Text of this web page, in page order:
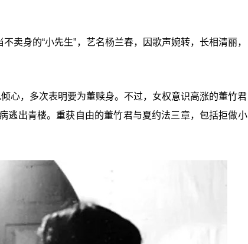
卖身的“小先生”，艺名杨兰春，因歌声婉转，长相清丽，
心，多次表明要为董赎身。不过，女权意识高涨的董竹君
逃出青楼。重获自由的董竹君与夏约法三章，包括拒做小